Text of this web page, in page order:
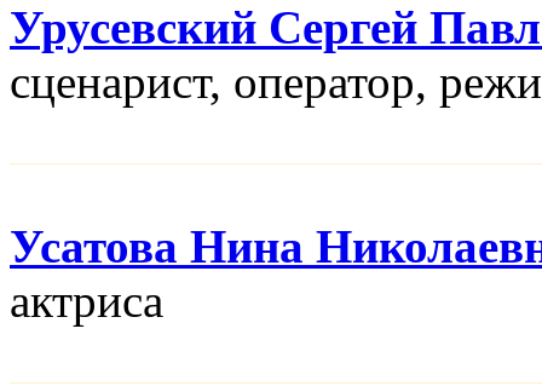
Урусевский Сергей
сценарист, оператор,
Усатова Нина
актриса